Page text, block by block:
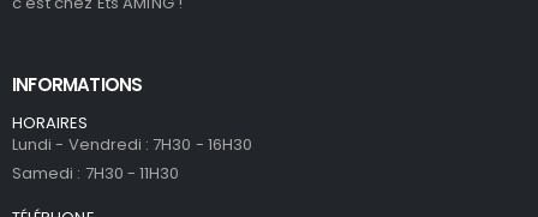
INFORMATIONS
HORAIRES
Lundi - Vendredi : 7H30 - 16H30
Samedi : 7H30 - 11H30